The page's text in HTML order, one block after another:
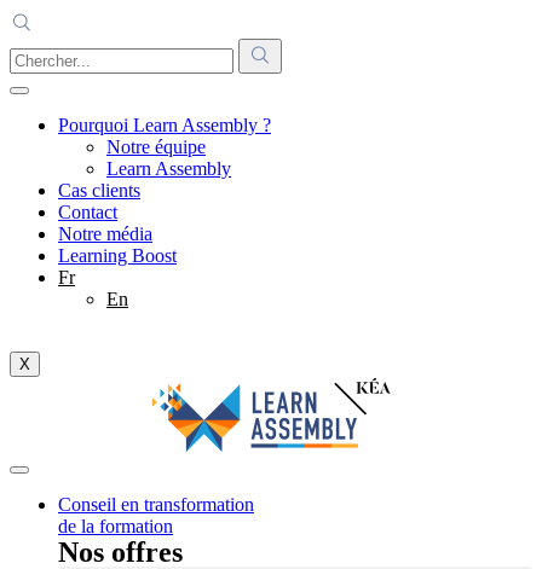
Pourquoi Learn Assembly ?
Notre équipe
Learn Assembly
Cas clients
Contact
Notre média
Learning Boost
Fr
En
X
Conseil en transformation
de la formation
Nos offres